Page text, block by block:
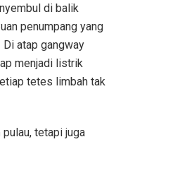
di balik
penumpang yang
Di atap gangway
menjadi listrik
tetes limbah tak
tetapi juga